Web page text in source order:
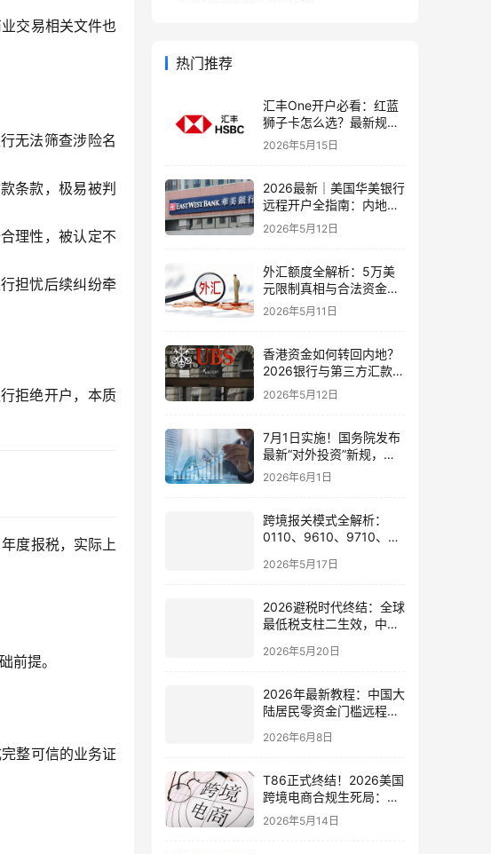
交易相关文件也
无法筛查涉险名
条款，极易被判
理性，被认定不
担忧后续纠纷牵
拒绝开户，本质
度报税，实际上
前提。
整可信的业务证
热门推荐
汇丰One开户必看：红蓝
狮子卡怎么选？最新规则
+补办攻略+5个避坑指南
2026年5月15日
2026最新｜美国华美银行
远程开户全指南：内地居
民足不出户办理美股与跨
境账户实操解析
2026年5月12日
外汇额度全解析：5万美
元限制真相与合法资金出
境通道
2026年5月11日
香港资金如何转回内地？
2026银行与第三方汇款全
攻略
2026年5月12日
7月1日实施！国务院发布
最新“对外投资”新规，炒
股、出海、海外资产配置
2026年6月1日
跨境报关模式全解析：
0110、9610、9710、
别与最佳应用场景
2026年5月17日
2026避税时代终结：全球
最低税支柱二生效，中国
策略
2026年5月20日
2026年最新教程：中国大
陆居民零资金门槛远程开
流程
2026年6月8日
T86正式终结！2026美国
跨境电商合规生死局：海
外仓、美国公司与税务架
构全面重构
2026年5月14日